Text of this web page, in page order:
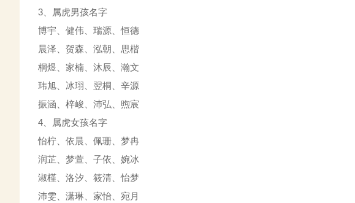
3、属虎男孩名字
博宇、健伟、瑞源、恒德
晨泽、贺森、泓朝、思楷
桐煜、家楠、沐辰、瀚文
玮旭、冰珝、翌桐、辛源
振涵、梓峻、沛弘、煦宸
4、属虎女孩名字
怡柠、依晨、佩珊、梦冉
润芷、梦萱、子依、婉冰
淑槿、洛汐、筱清、怡梦
沛雯、潇琳、家怡、宛月